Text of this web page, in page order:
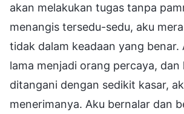
akan melakukan tugas tanpa
menangis tersedu-sedu, aku
tidak dalam keadaan yang benar.
lama menjadi orang percaya, dan
ditangani dengan sedikit kasar,
menerimanya. Aku bernalar dan